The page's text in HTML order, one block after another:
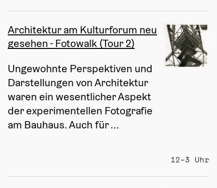
Architektur am Kulturforum neu
gesehen - Fotowalk (Tour 2)
Ungewohnte Perspektiven und
Darstellungen von Architektur
waren ein wesentlicher Aspekt
der experimentellen Fotografie
am Bauhaus. Auch für ...
12–3 Uhr